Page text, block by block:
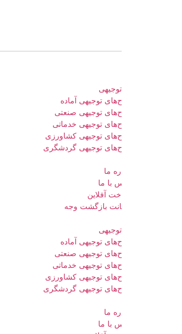
توجیهی آماده
توجیهی صنعتی
توجیهی خدماتی
توجیهی کشاورزی
توجیهی گردشگری
توجیهی آماده
توجیهی صنعتی
توجیهی خدماتی
توجیهی کشاورزی
توجیهی گردشگری